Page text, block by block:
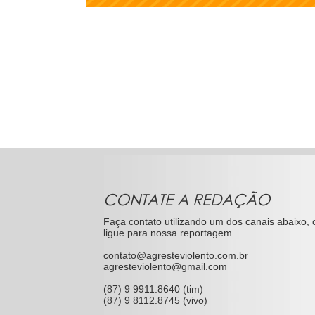
CONTATE A REDAÇÃO
Faça contato utilizando um dos canais abaixo,
ligue para nossa reportagem.
contato@agresteviolento.com.br
agresteviolento@gmail.com
(87) 9 9911.8640 (tim)
(87) 9 8112.8745 (vivo)